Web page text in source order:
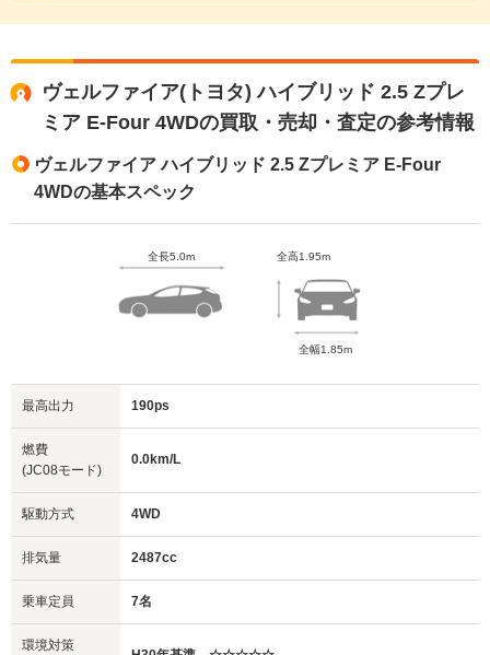
ヴェルファイア(トヨタ) ハイブリッド 2.5 Zプレ
ミア E-Four 4WDの買取・売却・査定の参考情報
ヴェルファイア ハイブリッド 2.5 Zプレミア E-Four
4WDの基本スペック
全長5.0m 全高1.95m
全幅1.85m
最高出力 190ps
燃費
(JC08モード)
0.0km/L
駆動方式 4WD
排気量 2487cc
乗車定員 7名
環境対策